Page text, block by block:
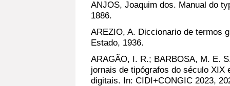
ANJOS, Joaquim dos. Manual do
1886.
AREZIO, A. Diccionario de termos
Estado, 1936.
ARAGÃO, I. R.; BARBOSA, M. E.
jornais de tipógrafos do século
digitais. In: CIDI+CONGIC 2023,